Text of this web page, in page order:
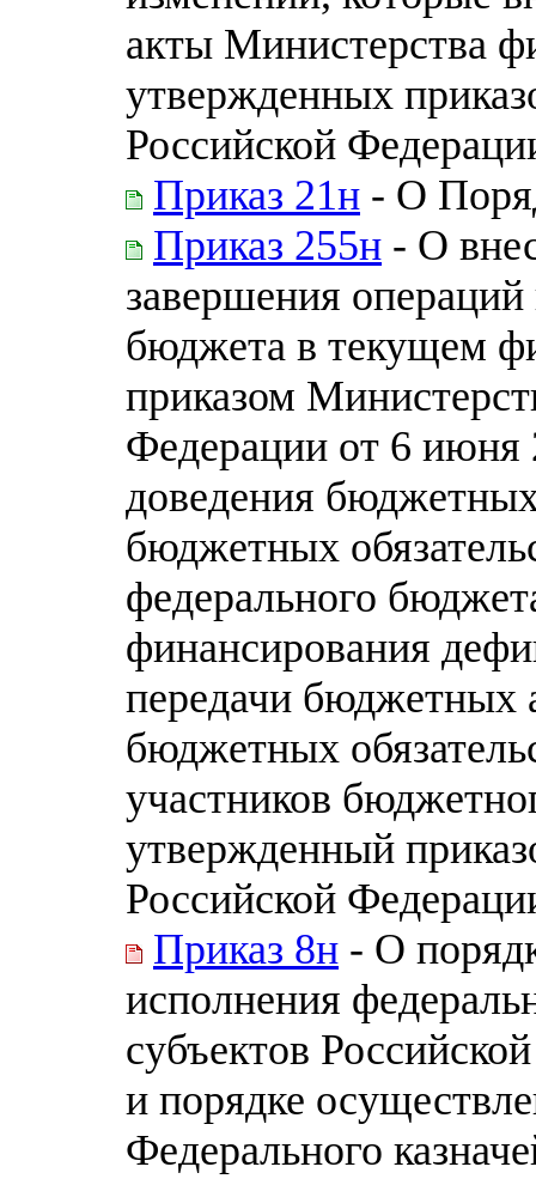
акты Министерства
утвержденных
Российской
Приказ 21н - О
Приказ 255н - О
завершения
бюджета в текущем
приказом
Федерации от 6 июня
доведения
бюджетных
федерального
финансирования
передачи бюджетных
бюджетных
участников
утвержденный
Российской
Приказ 8н - О
исполнения
субъектов
и порядке
Федерального